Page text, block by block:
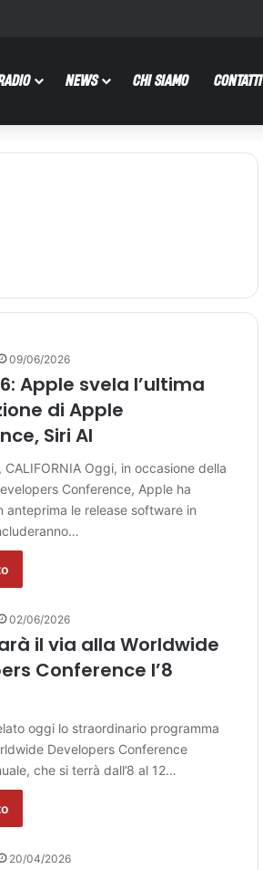
NEWS CHI SIAMO CONTATTI
09/06/2026
Apple svela l’ultima
di Apple
Siri AI
CALIFORNIA Oggi, in occasione della
Conference, Apple ha
anteprima le release software in
02/06/2026
il via alla Worldwide
Conference l’8
oggi lo straordinario programma
Developers Conference
che si terrà dall’8 al 12…
20/04/2026